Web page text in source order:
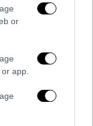
or
app.
Μάταλα θα
με τις
Δίνουν
οι οποίοι
παραλία της
την